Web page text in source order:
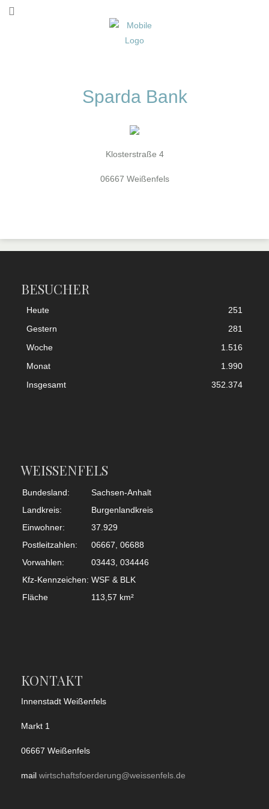
Sparda Bank
Klosterstraße 4
06667 Weißenfels
BESUCHER
Heute
251
Gestern
281
Woche
1.516
Monat
1.990
Insgesamt
352.374
WEISSENFELS
Bundesland:
Sachsen-Anhalt
Landkreis:
Burgenlandkreis
Einwohner:
37.929
Postleitzahlen:
06667, 06688
Vorwahlen:
03443, 034446
Kfz-Kennzeichen: WSF & BLK
Fläche
113,57 km²
KONTAKT
Innenstadt Weißenfels
Markt 1
06667 Weißenfels
mail wirtschaftsfoerderung@weissenfels.de